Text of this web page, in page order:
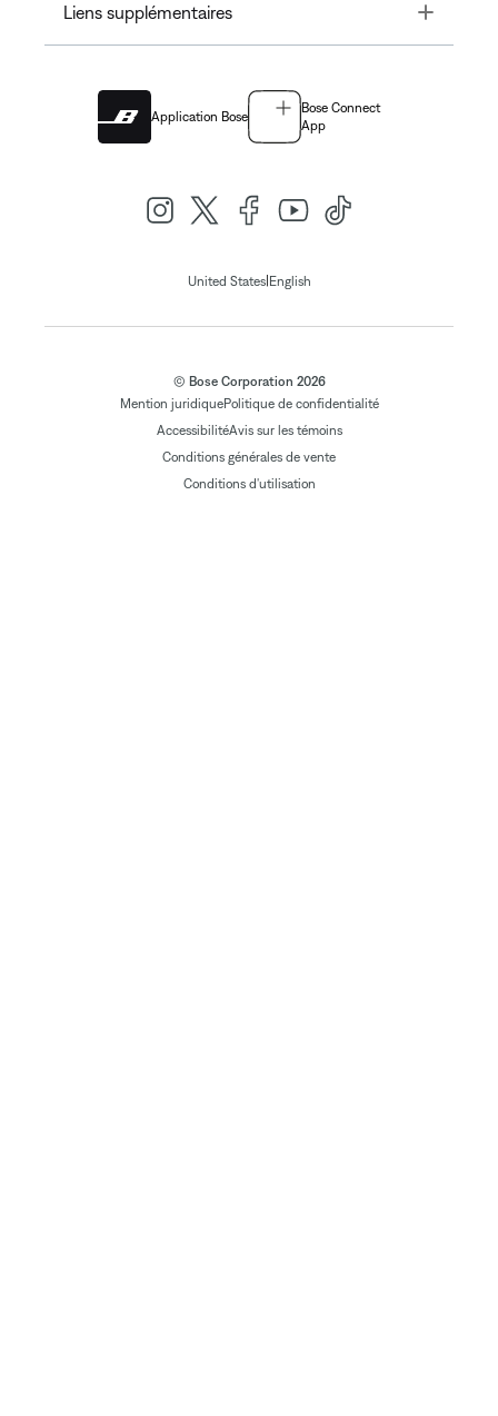
Liens supplémentaires Toggle
Application Bose
Bose Connect
App
United States| English
© Bose Corporation 2026
Mention juridiquePolitique de confidentialité
AccessibilitéAvis sur les témoins
Conditions générales de vente
Conditions d'utilisation